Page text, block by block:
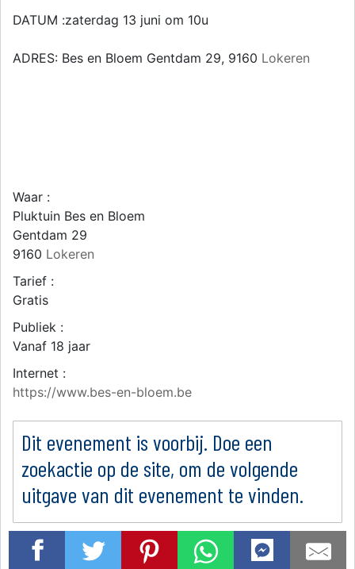
DATUM :zaterdag 13 juni om 10u
ADRES: Bes en Bloem Gentdam 29, 9160 Lokeren
Waar :
Pluktuin Bes en Bloem
Gentdam 29
9160 Lokeren
Tarief :
Gratis
Publiek :
Vanaf 18 jaar
Internet :
https://www.bes-en-bloem.be
Dit evenement is voorbij. Doe een
zoekactie op de site, om de volgende
uitgave van dit evenement te vinden.